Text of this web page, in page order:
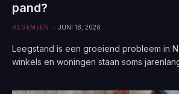
pand?
ALGEMEEN JUNI 18, 2026
Leegstand is een groeiend probleem in
winkels en woningen staan soms